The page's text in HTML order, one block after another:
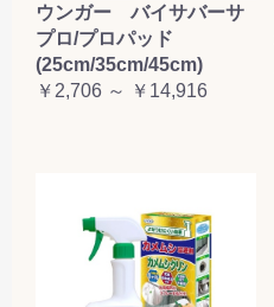
ウンガー バイサバーサ
プロ/プロパッド
(25cm/35cm/45cm)
￥2,706 ～ ￥14,916